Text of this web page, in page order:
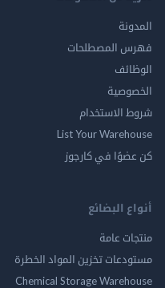
المدونة
فهرس المصطلحات
الوظائف
الخصوصية
شروط الاستخدام
List Your Warehouse
كن عضوًا في كارجوز
أنواع البضائع
منتجات عامة
مستودعات تخزين المواد الخطرة
Chemical Storage Warehouse